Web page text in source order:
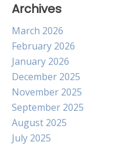
Archives
March 2026
February 2026
January 2026
December 2025
November 2025
September 2025
August 2025
July 2025